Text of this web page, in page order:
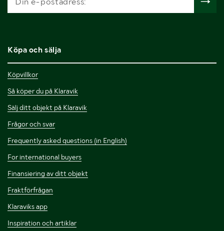
Köpa och sälja
Köpvillkor
Så köper du på Klaravik
Sälj ditt objekt på Klaravik
Frågor och svar
Frequently asked questions (in English)
For international buyers
Finansiering av ditt objekt
Fraktförfrågan
Klaraviks app
Inspiration och artiklar